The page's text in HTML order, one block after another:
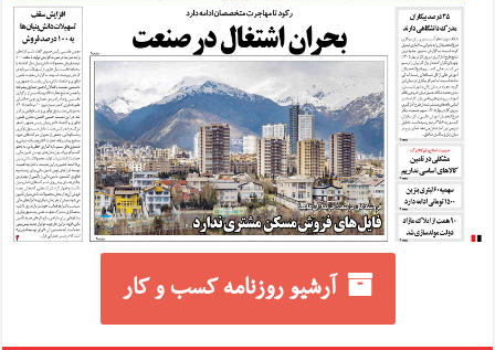
آرشیو روزنامه کسب و کار